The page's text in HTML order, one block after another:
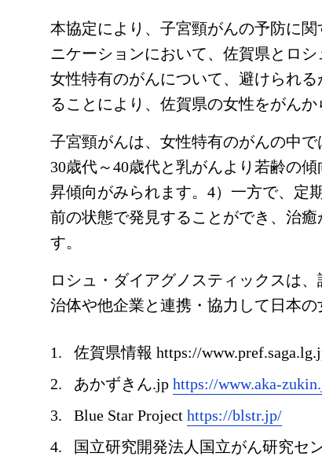
本協定により、子宮頸がんの予防に
ニケーションにおいて、佐賀県とロ
女性特有のがんについて、避けられ
ることにより、佐賀県の女性をがん
子宮頸がんは、女性特有のがんの中
30歳代～40歳代と乳がんより若齢の
昇傾向がみられます。4）一方で、定
前の状態で発見することができ、治
す。
ロシュ・ダイアグノスティックスは
治体や他企業と連携・協力して日本
佐賀県情報 https://
あかずきん.jp https://www.aka-
Blue Star Project https://blstr.jp/
国立研究開発法人国立がん研究セ